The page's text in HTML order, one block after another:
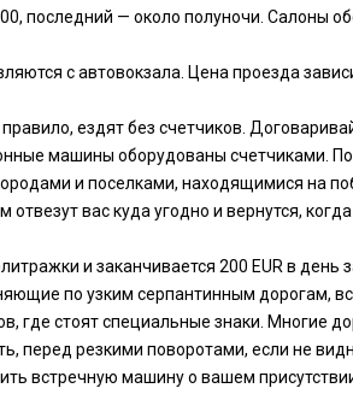
последний — около полуночи. Салоны
с автовокзала. Цена проезда
ездят без счетчиков.
машины оборудованы счетчиками.
и поселками, находящимися на
вас куда угодно и вернутся, когда
и заканчивается 200 EUR в день
по узким серпантинным дорогам,
где стоят специальные знаки. Многие
перед резкими поворотами, если не
встречную машину о вашем